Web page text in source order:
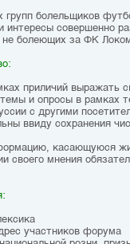
групп болельщиков
интересы совершенно
не болеющих за ФК
приличий выражать
и опросы в рамках
с другими
ввиду сохранения
касающуюся
своего мнения
участников форума